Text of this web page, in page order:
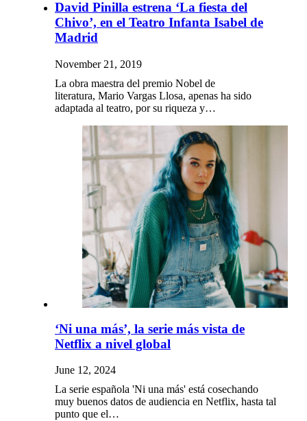
David Pinilla estrena ‘La fiesta del
Chivo’, en el Teatro Infanta Isabel de
Madrid
November 21, 2019
La obra maestra del premio Nobel de
literatura, Mario Vargas Llosa, apenas ha sido
adaptada al teatro, por su riqueza y…
‘Ni una más’, la serie más vista de
Netflix a nivel global
June 12, 2024
La serie española 'Ni una más' está cosechando
muy buenos datos de audiencia en Netflix, hasta tal
punto que el…